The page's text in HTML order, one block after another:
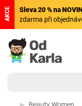
AKCE Sleva 20 % na
zdarma při